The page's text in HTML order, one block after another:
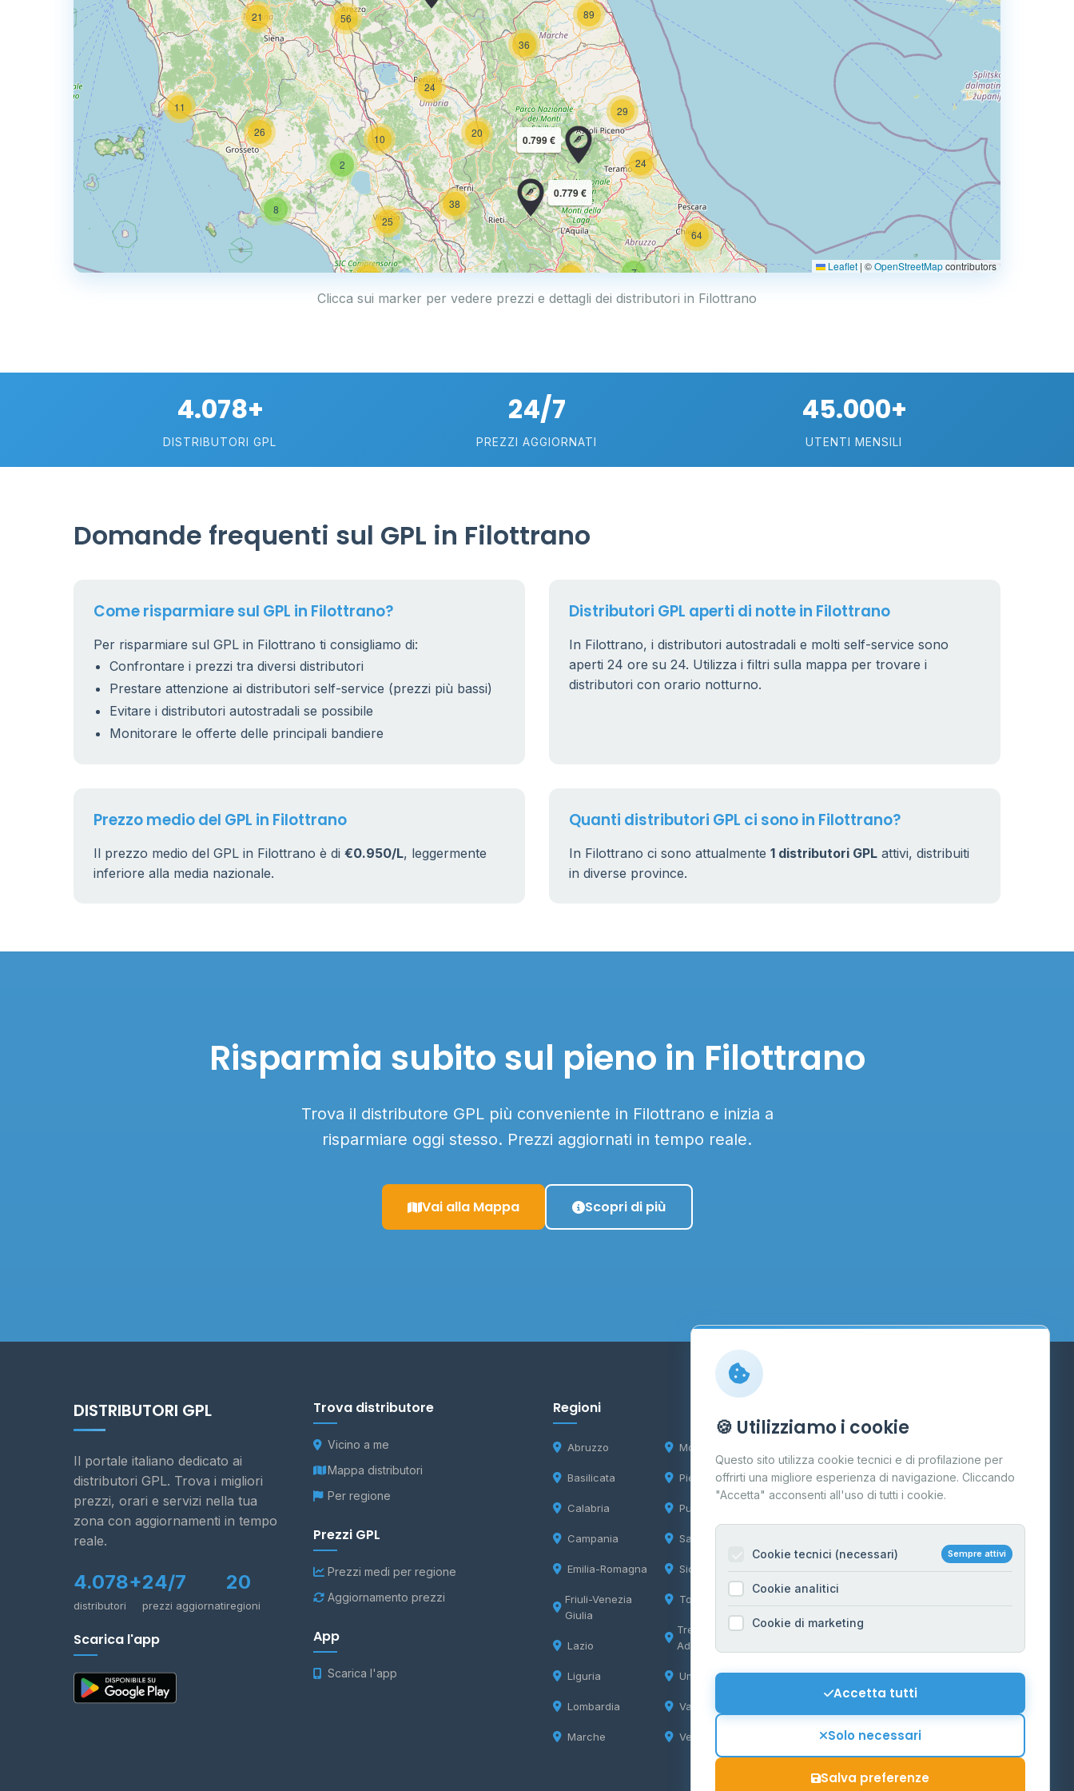
24
20
5
16
80
7
32
64
6 8
36
29
89
2
25
17
38
8
11
10
26
21
24
56
0.779 €
0.799 €
Leaflet | ©OpenStreetMapcontributors
Clicca sui marker per vedere prezzi e dettagli dei distributori in Filottrano
4.078+
DISTRIBUTORI GPL
24/7
PREZZI AGGIORNATI
45.000+
UTENTI MENSILI
Domande frequenti sul GPL in Filottrano
Come risparmiare sul GPL in Filottrano?
Per risparmiare sul GPL in Filottrano ti consigliamo di:
Confrontare i prezzi tra diversi distributori
Prestare attenzione ai distributori self-service (prezzi più bassi)
Evitare i distributori autostradali se possibile
Monitorare le offerte delle principali bandiere
Distributori GPL aperti di notte in Filottrano
In Filottrano, i distributori autostradali e molti self-service sono
aperti 24 ore su 24. Utilizza i filtri sulla mappa per trovare i
distributori con orario notturno.
Prezzo medio del GPL in Filottrano
Il prezzo medio del GPL in Filottrano è di €0.950/L, leggermente
inferiore alla media nazionale.
Quanti distributori GPL ci sono in Filottrano?
In Filottrano ci sono attualmente 1 distributori GPL attivi, distribuiti
in diverse province.
Risparmia subito sul pieno in Filottrano
Trova il distributore GPL più conveniente in Filottrano e inizia a
risparmiare oggi stesso. Prezzi aggiornati in tempo reale.
Vai alla Mappa Scopri di più
DISTRIBUTORI GPL
Il portale italiano dedicato ai
distributori GPL. Trova i migliori
prezzi, orari e servizi nella tua
zona con aggiornamenti in tempo
reale.
4.078+
distributori
24/7
prezzi aggiornati
20
regioni
Scarica l'app
Trova distributore
Vicino a me
Mappa distributori
Per regione
Prezzi GPL
Prezzi medi per regione
Aggiornamento prezzi
App
Scarica l'app
Regioni
Abruzzo
Basilicata
Calabria
Campania
Emilia-Romagna
Friuli-Venezia
Giulia
Lazio
Liguria
Lombardia
Marche
Molise
Piemonte
Puglia
Sardegna
Sicilia
Toscana
Trentino-Alto
Adige
Umbria
Valle d'Aosta
Veneto
Contatti
Per gestori
Informazioni legali
Privacy Policy
Cookie Policy
Mappa del sito
Contattaci
🍪 Utilizziamo i cookie
Questo sito utilizza cookie tecnici e di profilazione per
offrirti una migliore esperienza di navigazione. Cliccando
"Accetta" acconsenti all'uso di tutti i cookie.
Cookie tecnici (necessari) Sempre attivi
Cookie analitici
Cookie di marketing
Accetta tutti
Solo necessari
Salva preferenze